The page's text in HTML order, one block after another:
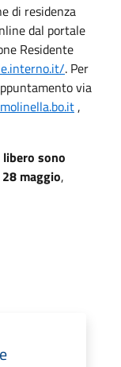
di residenza
dal portale
Residente
interno.it/. Per
via
it ,
libero sono
maggio,